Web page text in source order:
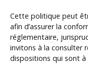
Cette politique peut
afin d’assurer la
réglementaire,
invitons à la consulter
dispositions qui sont à